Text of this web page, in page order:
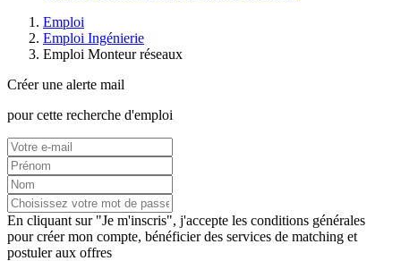
Emploi
Emploi Ingénierie
Emploi Monteur réseaux
Créer une alerte mail
pour cette recherche d'emploi
En cliquant sur "Je m'inscris", j'accepte les conditions générales
pour créer mon compte, bénéficier des services de matching et
postuler aux offres